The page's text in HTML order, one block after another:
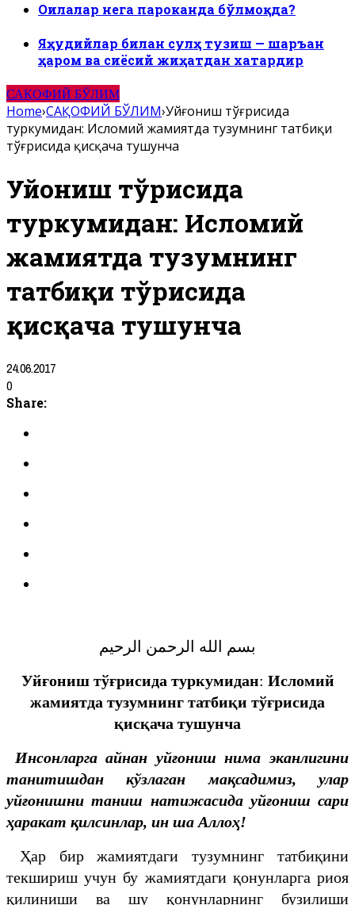
Оилалар нега пароканда бўлмоқда?
Яҳудийлар билан сулҳ тузиш — шаръан
ҳаром ва сиёсий жиҳатдан хатардир
САҚОФИЙ БЎЛИМ
Home›САҚОФИЙ БЎЛИМ›Уйғониш тўғрисида
туркумидан: Исломий жамиятда тузумнинг татбиқи
тўғрисида қисқача тушунча
Уйғониш тўғрисида
туркумидан: Исломий
жамиятда тузумнинг
татбиқи тўғрисида
қисқача тушунча
24.06.2017
0
Share:
بسم الله الرحمن الرحيم
Уйғониш тўғрисида туркумидан: Исломий
жамиятда тузумнинг татбиқи тўғрисида
қисқача тушунча
Инсонларга айнан уйғониш нима эканлигини
танитишдан
кўзлаган мақсадимиз,улар
уйғонишни таниш натижасида уйғониш сари
ҳаракат қилсинлар, ин ша Аллоҳ!
Ҳар бир жамиятдаги тузумнинг татбиқини
текшириш учун бу жамиятдаги қонунларга риоя
қилиниши ва шу қонунларнинг бузилиши